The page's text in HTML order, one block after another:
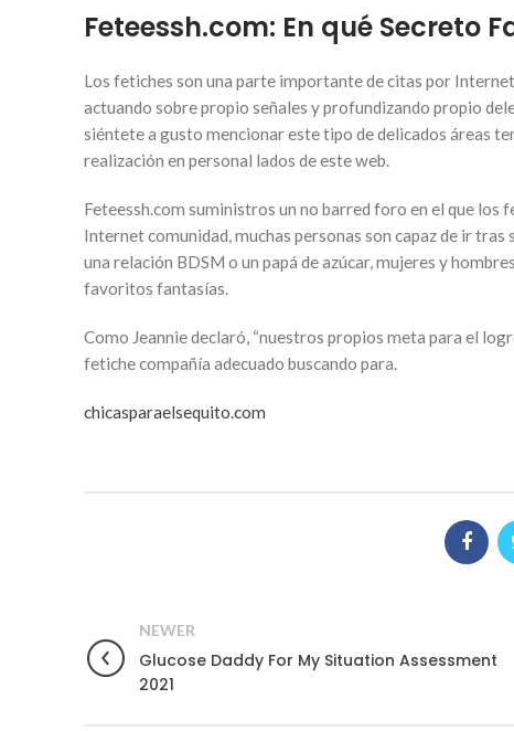
Feteessh.com: En qué Secreto
Los fetiches son una parte importante de citas por
actuando sobre propio señales y profundizando propio
siéntete a gusto mencionar este tipo de delicados áreas
realización en personal lados de este web.
Feteessh.com suministros un no barred foro en el que los
Internet comunidad, muchas personas son capaz de ir
una relación BDSM o un papá de azúcar, mujeres y
favoritos fantasías.
Como Jeannie declaró, “nuestros propios meta para el
fetiche compañía adecuado buscando para.
chicasparaelsequito.com
NEWER
Glucose Daddy For My Situation Assessment
2021